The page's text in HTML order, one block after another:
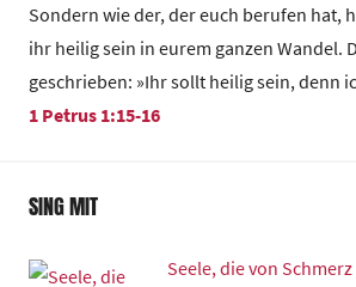
Sondern wie der, der euch berufen hat,
ihr heilig sein in eurem ganzen Wandel.
geschrieben: »Ihr sollt heilig sein, denn
1 Petrus 1:15-16
SING MIT
Seele, die von